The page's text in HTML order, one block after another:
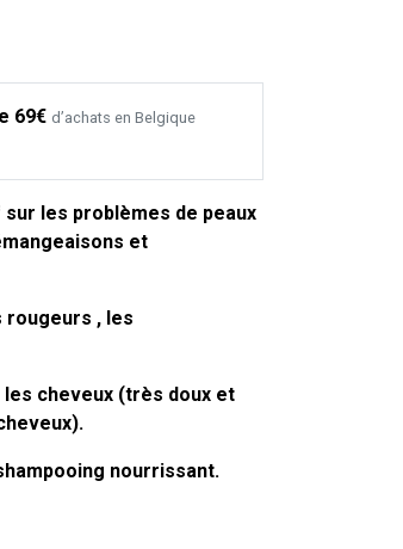
69€ d’achats en Belgique
les problèmes de peaux
et
rougeurs , les
cheveux (très doux et
nourrissant.